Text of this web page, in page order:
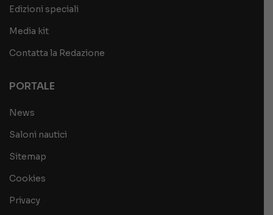
Edizioni speciali
Media kit
Contatta la Redazione
PORTALE
News
Saloni nautici
Sitemap
Cookies
Privacy